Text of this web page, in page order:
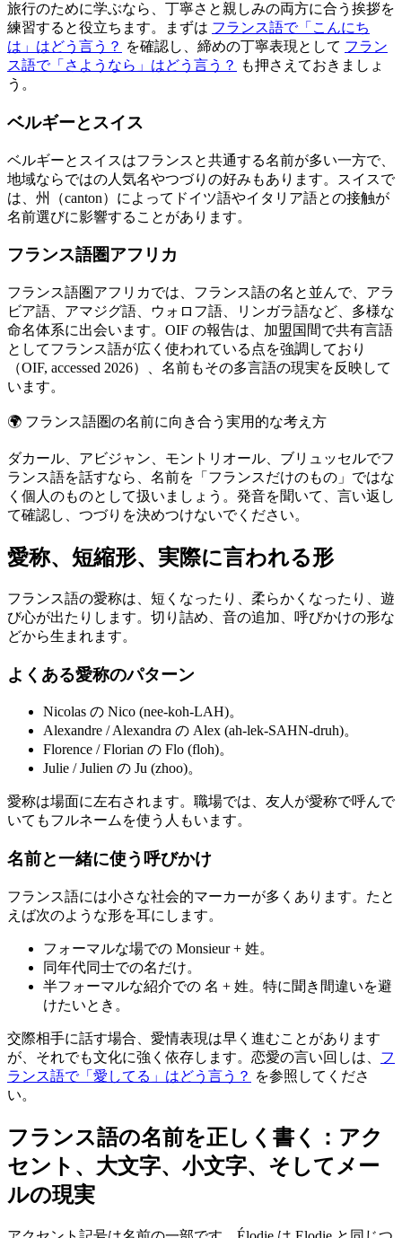
旅行のために学ぶなら、丁寧さと親しみの両方に合う挨拶を
練習すると役立ちます。まずは フランス語で「こんにち
は」はどう言う？ を確認し、締めの丁寧表現として フラン
ス語で「さようなら」はどう言う？
も押さえておきましょ
う。
ベルギーとスイス
ベルギーとスイスはフランスと共通する名前が多い一方で、
地域ならではの人気名やつづりの好みもあります。スイスで
は、州（canton）によってドイツ語やイタリア語との接触が
名前選びに影響することがあります。
フランス語圏アフリカ
フランス語圏アフリカでは、フランス語の名と並んで、アラ
ビア語、アマジグ語、ウォロフ語、リンガラ語など、多様な
命名体系に出会います。OIF の報告は、加盟国間で共有言語
としてフランス語が広く使われている点を強調しており
（OIF, accessed 2026）、名前もその多言語の現実を反映して
います。
🌍 フランス語圏の名前に向き合う実用的な考え方
ダカール、アビジャン、モントリオール、ブリュッセルでフ
ランス語を話すなら、名前を「フランスだけのもの」ではな
く個人のものとして扱いましょう。発音を聞いて、言い返し
て確認し、つづりを決めつけないでください。
愛称、短縮形、実際に言われる形
フランス語の愛称は、短くなったり、柔らかくなったり、遊
び心が出たりします。切り詰め、音の追加、呼びかけの形な
どから生まれます。
よくある愛称のパターン
Nicolas の Nico (nee-koh-LAH)。
Alexandre / Alexandra の Alex (ah-lek-SAHN-druh)。
Florence / Florian の Flo (floh)。
Julie / Julien の Ju (zhoo)。
愛称は場面に左右されます。職場では、友人が愛称で呼んで
いてもフルネームを使う人もいます。
名前と一緒に使う呼びかけ
フランス語には小さな社会的マーカーが多くあります。たと
えば次のような形を耳にします。
フォーマルな場での Monsieur + 姓。
同年代同士での名だけ。
半フォーマルな紹介での 名 + 姓。特に聞き間違いを避
けたいとき。
交際相手に話す場合、愛情表現は早く進むことがあります
が、それでも文化に強く依存します。恋愛の言い回しは、 フ
ランス語で「愛してる」はどう言う？ を参照してくださ
い。
フランス語の名前を正しく書く：アク
セント、大文字、小文字、そしてメー
ルの現実